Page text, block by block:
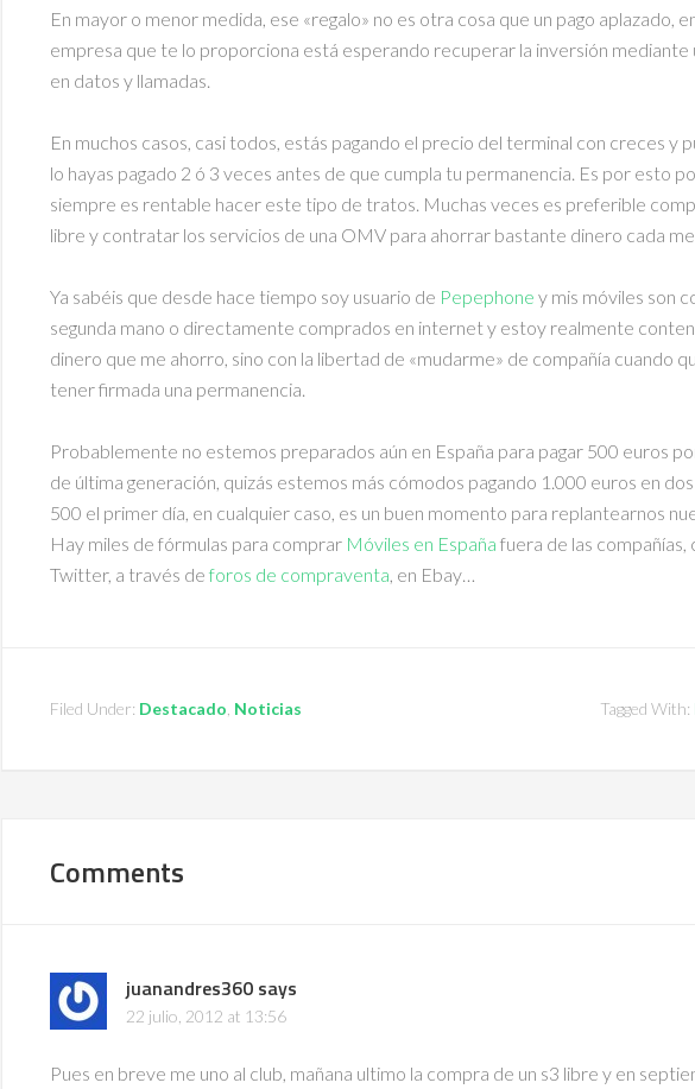
En mayor o menor medida, ese «regalo» no es otra cosa que un pago aplazado,
empresa que te lo proporciona está esperando recuperar la inversión mediante
en datos y llamadas.
En muchos casos, casi todos, estás pagando el precio del terminal con creces y
lo hayas pagado 2 ó 3 veces antes de que cumpla tu permanencia. Es por esto
siempre es rentable hacer este tipo de tratos. Muchas veces es preferible
libre y contratar los servicios de una OMV para ahorrar bastante dinero cada
Ya sabéis que desde hace tiempo soy usuario de Pepephone y mis móviles son
segunda mano o directamente comprados en internet y estoy realmente
dinero que me ahorro, sino con la libertad de «mudarme» de compañía cuando
tener firmada una permanencia.
Probablemente no estemos preparados aún en España para pagar 500 euros
de última generación, quizás estemos más cómodos pagando 1.000 euros en
500 el primer día, en cualquier caso, es un buen momento para replantearnos
Hay miles de fórmulas para comprar Móviles en España fuera de las
Twitter, a través deforos de compraventa, en Ebay…
Filed Under: Destacado Noticias Tagged With:
Comments
juanandres360 says
22 julio, 2012 at 13:56
Pues en breve me uno al club, mañana ultimo la compra de un s3 libre y en